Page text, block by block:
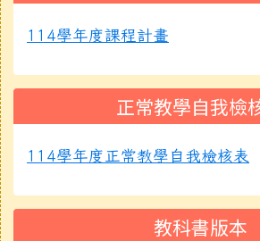
114學年度課程計畫
正常教學自我檢
114學年度正常教學自我檢核表
教科書版本